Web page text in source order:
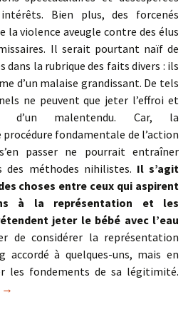
Bien plus, des forcenés
la violence aveugle contre des élus
Il serait pourtant naïf de
dans la rubrique des faits divers : ils
d’un malaise grandissant. De tels
ne peuvent que jeter l’effroi et
d’un malentendu. Car, la
fondamentale de l’action
passer ne pourrait entraîner
des méthodes nihilistes. Il s’agit
choses entre ceux qui aspirent
à la représentation et les
jeter le bébé avec l’eau
de considérer la représentation
accordé à quelques-uns, mais en
les fondements de sa légitimité.
La représentation en question
→